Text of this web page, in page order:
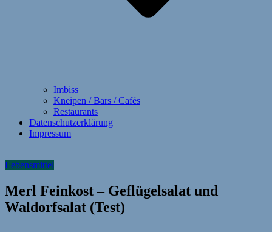
Imbiss
Kneipen / Bars / Cafés
Restaurants
Datenschutzerklärung
Impressum
Lebensmittel
Merl Feinkost – Geflügelsalat und
Waldorfsalat (Test)